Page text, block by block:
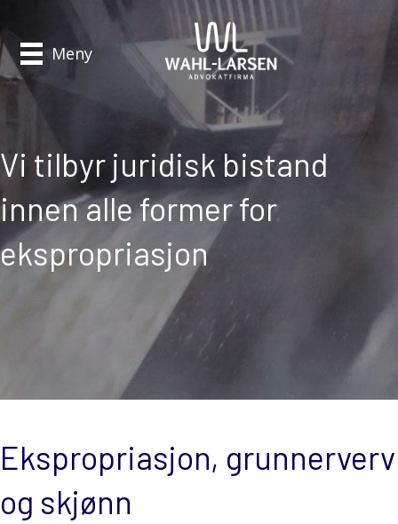
Meny
Vi tilbyr juridisk bistand
innen alle former for
ekspropriasjon
Ekspropriasjon, grunnerverv
og skjønn